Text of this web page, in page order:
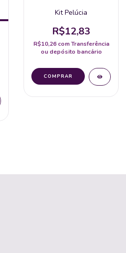
Kit Pelúcia
R$12,83
R$10,26 com Transferência
ou depósito bancário